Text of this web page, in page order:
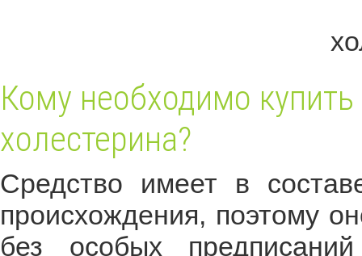
Кому необходимо
холестерина?
Средство имеет в
происхождения, поэтому
без особых